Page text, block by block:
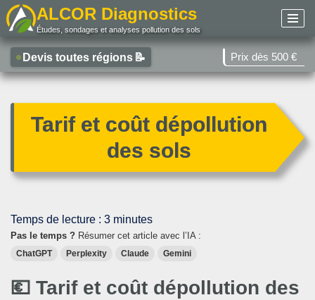
au
contenu
ALCOR Diagnostics
Études, sondages et analyses pollution des sols
Devis toutes régions 📝 Prix dès 500 €
Tarif et coût dépollution
des sols
Temps de lecture : 3 minutes
Pas le temps ? Résumer cet article avec l’IA :
ChatGPT Perplexity Claude Gemini
💶 Tarif et coût dépollution des